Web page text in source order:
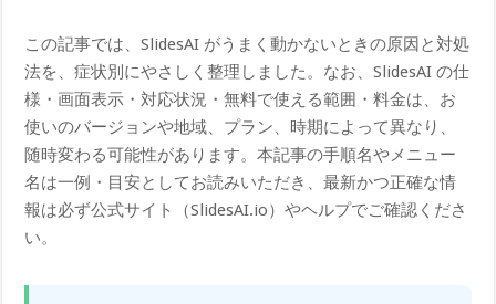
この記事では、SlidesAI がうまく動かないときの原因と対処
法を、症状別にやさしく整理しました。なお、SlidesAI の仕
様・画面表示・対応状況・無料で使える範囲・料金は、お
使いのバージョンや地域、プラン、時期によって異なり、
随時変わる可能性があります。本記事の手順名やメニュー
名は一例・目安としてお読みいただき、最新かつ正確な情
報は必ず公式サイト（SlidesAI.io）やヘルプでご確認くださ
い。